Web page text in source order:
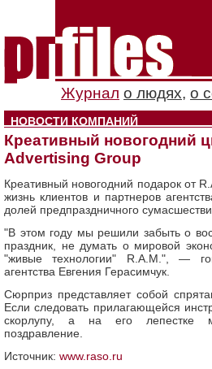
Журнал о людях, о
НОВОСТИ КОМПАНИЙ
Креативный новогодний
Advertising Group
Креативный новогодний подарок от
жизнь клиентов и партнеров
долей предпраздничного
"В этом году мы решили забыть о
праздник, не думать о мировой
"живые технологии" R.A.M.", —
агентства Евгения Герасимчук.
Сюрприз представляет собой
Если следовать прилагающейся
скорлупу, а на его лепестке
поздравление.
Источник: www.raso.ru